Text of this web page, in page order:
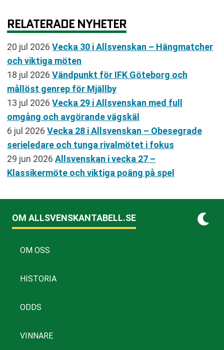
RELATERADE NYHETER
20 jul 2026 Vecka 30 i Allsvenskan – Hängmatcher
och viktiga möten
18 jul 2026 Vändpunkt för IFK Göteborg och
mållöst genrep för Mjällby
13 jul 2026 Vecka 29 i Allsvenskan med full
omgång och avgörande vägskäl
6 jul 2026 Vecka 28 i Allsvenskan – Obesegrade
serieledare och tunga rivalmötet i fokus
29 jun 2026 Allsvenskan i vecka 27 –
Klassikermöte och viktiga poäng på spel
OM ALLSVENSKANTABELL.SE
OM OSS
HISTORIA
ODDS
VINNARE